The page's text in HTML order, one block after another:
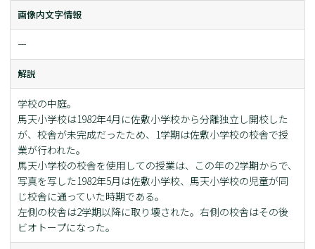
画像内文字情報
ー
解説
学校の中庭。
馬天小学校は1982年4月に佐敷小学校から分離独立し開校した
が、校舎が未完成だったため、1学期は佐敷小学校の校舎で授
業が行われた。
馬天小学校の校舎を使用しての授業は、この年の2学期からで、
写真を写した1982年5月は佐敷小学校、馬天小学校の児童が同
じ校舎に通っていた時期である。
左側の校舎は2学期以降に取り壊された。右側の校舎はその後
ビオトープになった。